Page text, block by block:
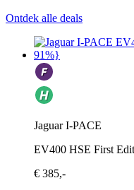
Ontdek alle deals
Jaguar I-PACE
EV400 HSE First
€ 385,-